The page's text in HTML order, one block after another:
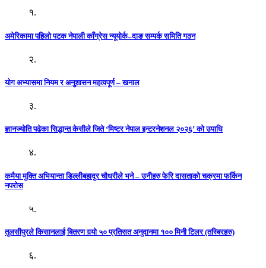
१.
अमेरिकामा पहिलो पटक नेपाली काँग्रेस न्यूयोर्क–दाङ सम्पर्क समिति गठन
२.
योग अभ्यासमा नियम र अनुशासन महत्वपूर्ण – खनाल
३.
ज्ञानज्योति पढेका सिद्धान्त केसीले जिते ‘मिष्टर नेपाल इन्टरनेशनल २०२६’ को उपाधि
४.
कमैया मुक्ति अभियान्ता डिल्लीबहादुर चौधरीले भने – उनीहरु फेरि दासताको चक्रमा फर्किन
नपरोस
५.
तुलसीपुरले किसानलाई बितरण गर्‍यो ५० प्रतिसत अनुदानमा १०० मिनी टिलर (तस्बिरहरु)
६.